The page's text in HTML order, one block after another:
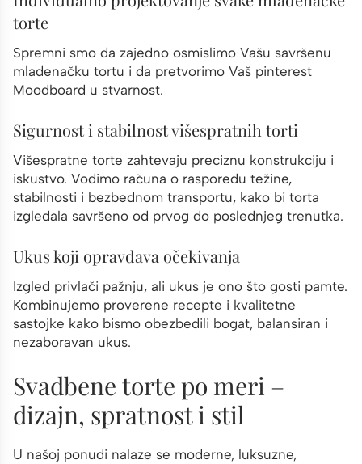
torte
Spremni smo da zajedno osmislimo Vašu savršenu
mladenačku tortu i da pretvorimo Vaš pinterest
Moodboard u stvarnost.
Sigurnost i stabilnost višespratnih torti
Višespratne torte zahtevaju preciznu konstrukciju i
iskustvo. Vodimo računa o rasporedu težine,
stabilnosti i bezbednom transportu, kako bi torta
izgledala savršeno od prvog do poslednjeg trenutka.
Ukus koji opravdava očekivanja
Izgled privlači pažnju, ali ukus je ono što gosti pamte.
Kombinujemo proverene recepte i kvalitetne
sastojke kako bismo obezbedili bogat, balansiran i
nezaboravan ukus.
Svadbene torte po meri –
dizajn, spratnost i stil
U našoj ponudi nalaze se moderne, luksuzne,